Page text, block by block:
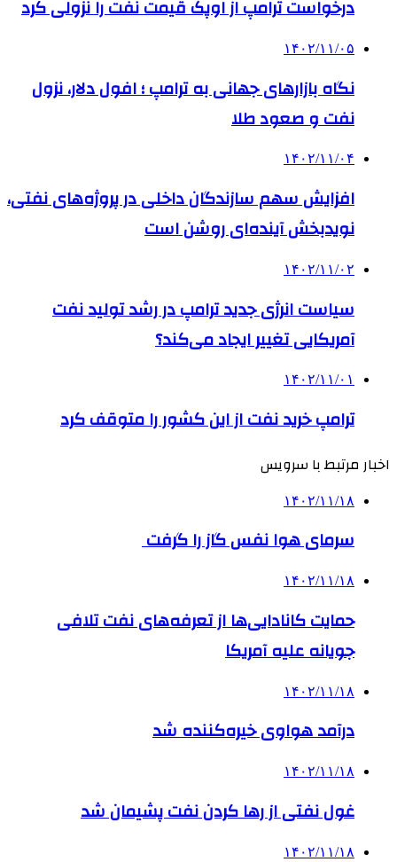
درخواست ترامپ از اوپک قیمت نفت را نزولی کرد
۱۴۰۲/۱۱/۰۵
نگاه بازارهای جهانی به ترامپ ؛ افول دلار، نزول
نفت و صعود طلا
۱۴۰۲/۱۱/۰۴
افزایش سهم سازندگان داخلی در پروژه‌های نفتی،
نویدبخش آینده‌ای روشن است
۱۴۰۲/۱۱/۰۲
سیاست انرژی جدید ترامپ در رشد تولید نفت
آمریکایی تغییر ایجاد می‌کند؟
۱۴۰۲/۱۱/۰۱
ترامپ خرید نفت از این کشور را متوقف کرد
اخبار مرتبط با سرویس
۱۴۰۲/۱۱/۱۸
سرمای هوا نفس گاز را گرفت
۱۴۰۲/۱۱/۱۸
حمایت کانادایی‌ها از تعرفه‌های نفت تلافی
جویانه علیه آمریکا
۱۴۰۲/۱۱/۱۸
درآمد هواوی خیره‌کننده شد
۱۴۰۲/۱۱/۱۸
غول نفتی از رها کردن نفت پشیمان شد
۱۴۰۲/۱۱/۱۸